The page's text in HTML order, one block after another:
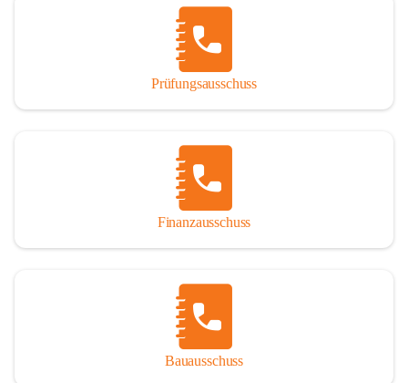
Prüfungsausschuss
Finanzausschuss
Bauausschuss